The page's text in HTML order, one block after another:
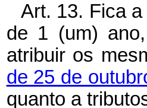
Art. 13. Fica
de 1 (um)
atribuir os
de 25 de
quanto a